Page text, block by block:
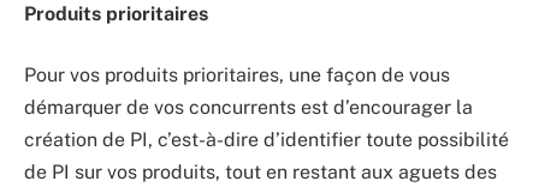
Produits prioritaires
Pour vos produits prioritaires, une façon de vous
démarquer de vos concurrents est d’encourager la
création de PI, c’est-à-dire d’identifier toute possibilité
de PI sur vos produits, tout en restant aux aguets des